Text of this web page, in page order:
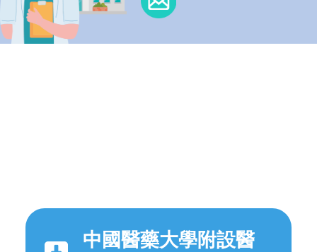
中國醫藥大學附設醫